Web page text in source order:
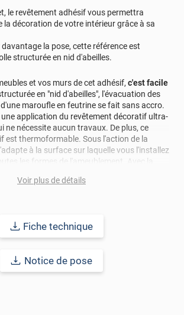
le revêtement adhésif vous permettra
la décoration de votre intérieur grâce à sa
la pose, cette référence est
structurée en nid d'abeilles.
et vos murs de cet adhésif, c'est facile
en "nid d'abeilles", l'évacuation des
d'une maroufle en feutrine se fait sans accro.
application du revêtement décoratif ultra-
ne nécessite aucun travaux. De plus, ce
est thermoformable. Sous l'action de la
à la surface sur laquelle vous l'installez
les formes de l'ameublement. Avec la
à une rénovation classique.
de haute qualité avec une excellente
la saleté, à l’abrasion, aux UV et à l’usure.
A+ au test C.O.V et C-s2,d0 au feu, ce
installé dans un lieu ouvert public.
Voir plus de détails
Fiche technique
Notice de pose